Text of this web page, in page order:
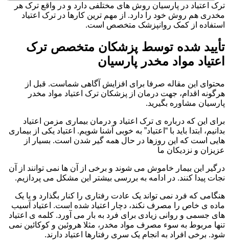
ترک اعتیاد در پارسیان روش های مختلفی دارد و در واقع ترک هر
مخدری هم روش خود را دارد. از مهم ترین کارها در ترک اعتیاد
استفاده از کمک روانپزشک متخصص است.
تأیید شده توسط پزشکان متخصص ترک
اعتیاد مواد مخدر پارسیان
محتوای این مقاله صرفا برای افزایش آگاهی شماست. قبل از
هرگونه اقدام، جهت درمان از پزشکان ترک اعتیاد مواد مخدر
پارسیان مشاوره بگیرید.
برای این که درباره ی ترک اعتیاد و درمان بیماری مزمن اعتیاد
بدانیم، ابتدا باید با “اعتیاد” به خوبی آشنا شویم. اعتیاد یکی از بیماری
هایی است که این روزها در حال همه گیر شدن است. بسیار از
عزیزان و نزدیکان ما
درگیر این بیمار خاموش می شوند و برخی از آن ها نمی توانند از آن
نجات پیدا کنند. در ادامه به بررسی بیشتر این مشکل می پردازیم.
هنگامی که فرد نمی تواند یک عادت رفتاری را کنار بگذارد و یا یک
ماده ی خاص را مصرف نکند، دچار اعتیاد شده است. اعتیاد آسیب
های جسمی و روانی زیادی برای فرد به بار می آورد. کلمه ی اعتیاد
تنها مربوط به سوء مصرف مواد مخدر، مثلا هروئین و کوکائین نمی
شود. برخی افراد به انجام یک سری رفتارها اعتیاد دارند.